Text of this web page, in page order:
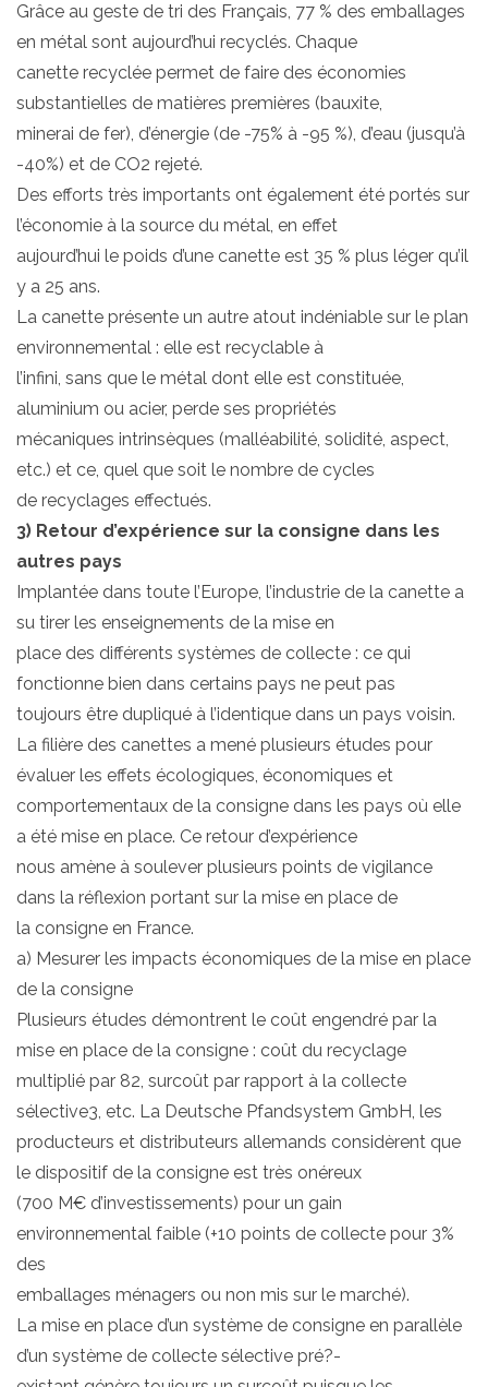
Grâce au geste de tri des Français, 77 % des emballages
en métal sont aujourd’hui recyclés. Chaque
canette recyclée permet de faire des économies
substantielles de matières premières (bauxite,
minerai de fer), d’énergie (de -75% à -95 %), d’eau (jusqu’à
-40%) et de CO2 rejeté.
Des efforts très importants ont également été portés sur
l’économie à la source du métal, en effet
aujourd’hui le poids d’une canette est 35 % plus léger qu’il
y a 25 ans.
La canette présente un autre atout indéniable sur le plan
environnemental : elle est recyclable à
l’infini, sans que le métal dont elle est constituée,
aluminium ou acier, perde ses propriétés
mécaniques intrinsèques (malléabilité, solidité, aspect,
etc.) et ce, quel que soit le nombre de cycles
de recyclages effectués.
3) Retour d’expérience sur la consigne dans les
autres pays
Implantée dans toute l’Europe, l’industrie de la canette a
su tirer les enseignements de la mise en
place des différents systèmes de collecte : ce qui
fonctionne bien dans certains pays ne peut pas
toujours être dupliqué à l’identique dans un pays voisin.
La filière des canettes a mené plusieurs études pour
évaluer les effets écologiques, économiques et
comportementaux de la consigne dans les pays où elle
a été mise en place. Ce retour d’expérience
nous amène à soulever plusieurs points de vigilance
dans la réflexion portant sur la mise en place de
la consigne en France.
a) Mesurer les impacts économiques de la mise en place
de la consigne
Plusieurs études démontrent le coût engendré par la
mise en place de la consigne : coût du recyclage
multiplié par 82, surcoût par rapport à la collecte
sélective3, etc. La Deutsche Pfandsystem GmbH, les
producteurs et distributeurs allemands considèrent que
le dispositif de la consigne est très onéreux
(700 M€ d’investissements) pour un gain
environnemental faible (+10 points de collecte pour 3%
des
emballages ménagers ou non mis sur le marché).
La mise en place d’un système de consigne en parallèle
d’un système de collecte sélective pré?-